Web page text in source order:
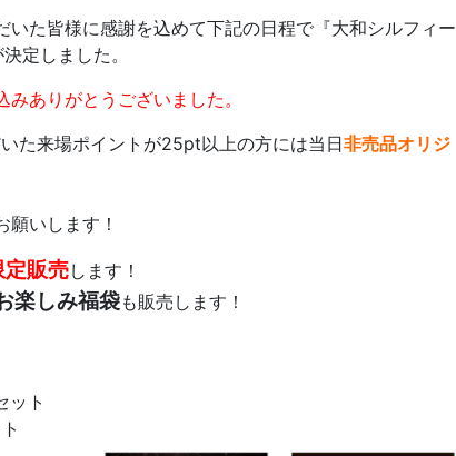
た皆様に感謝を込めて下記の日程で『大和シルフィー
定しました。
ありがとうございました。
た来場ポイントが25pt以上の方には当日非売品オリジ
いします！
定販売します！
楽しみ福袋も販売します！
ット